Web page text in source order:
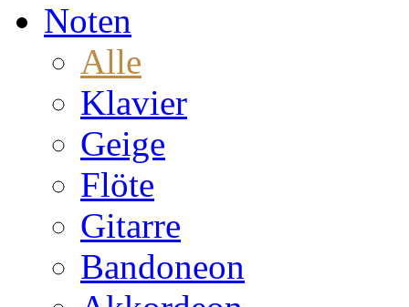
Noten
Alle
Klavier
Geige
Flöte
Gitarre
Bandoneon